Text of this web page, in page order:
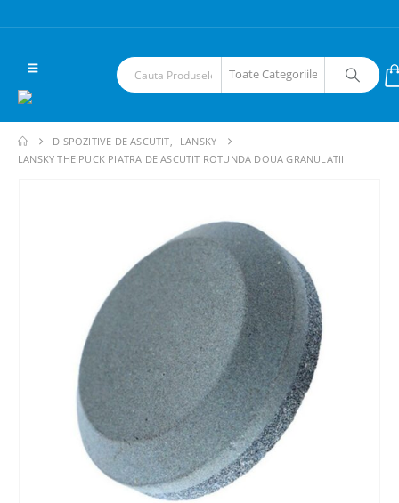
DISPOZITIVE DE ASCUTIT,
LANSKY
LANSKY THE PUCK PIATRA DE ASCUTIT ROTUNDA DOUA GRANULATII